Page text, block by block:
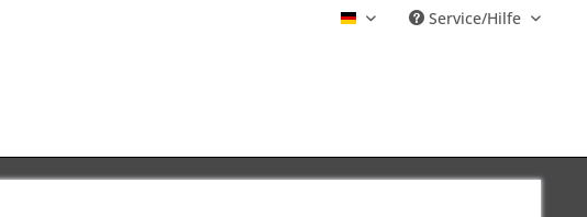
Deutsch Service/Hilfe